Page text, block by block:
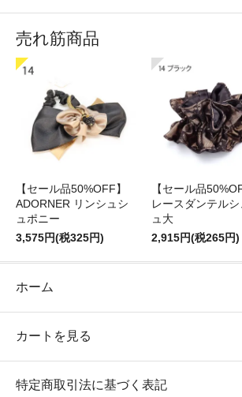
売れ筋商品
【セール品50%OFF】
ADORNER リンシュシ
ュポニー
3,575円(税325円)
【セール品
レースダンテルシ
ュ大
2,915円(税265円)
ホーム
カートを見る
特定商取引法に基づく表記